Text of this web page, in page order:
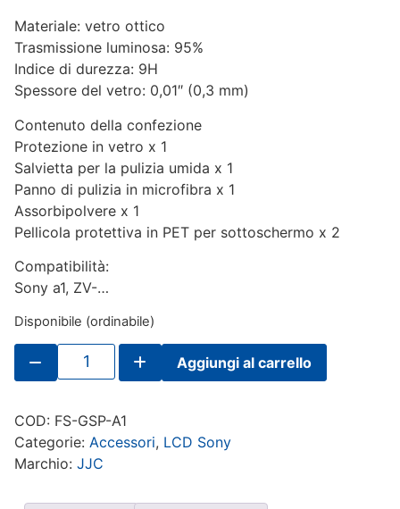
Materiale: vetro ottico
Trasmissione luminosa: 95%
Indice di durezza: 9H
Spessore del vetro: 0,01″ (0,3 mm)
Contenuto della confezione
Protezione in vetro x 1
Salvietta per la pulizia umida x 1
Panno di pulizia in microfibra x 1
Assorbipolvere x 1
Pellicola protettiva in PET per sottoschermo x 2
Compatibilità:
Sony a1, ZV-…
Disponibile (ordinabile)
JJC
LCD
Protector
1
quantità
Aggiungi al carrello
COD: FS-GSP-A1
Categorie: Accessori, LCD Sony
Marchio: JJC